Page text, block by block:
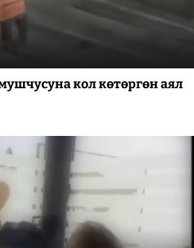
кол көтөргөн аял